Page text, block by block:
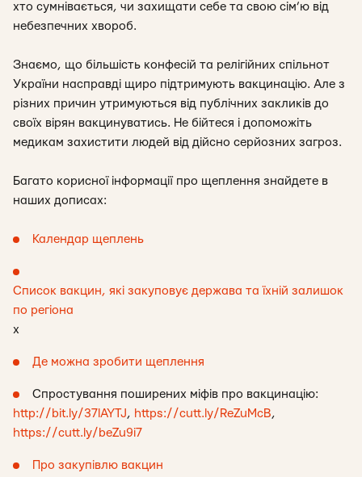
хто сумнівається, чи захищати себе та свою сім’ю від
небезпечних хвороб.
Знаємо, що більшість конфесій та релігійних спільнот
України насправді щиро підтримують вакцинацію. Але з
різних причин утримуються від публічних закликів до
своїх вірян вакцинуватись. Не бійтеся і допоможіть
медикам захистити людей від дійсно серйозних загроз.
Багато корисної інформації про щеплення знайдете в
наших дописах:
Календар щеплень
Список вакцин, які закуповує держава та їхній залишок
по регіона
х
Де можна зробити щеплення
Спростування поширених міфів про вакцинацію:
http://bit.ly/37lAYTJ, https://cutt.ly/ReZuMcB,
https://cutt.ly/beZu9i7
Про закупівлю вакцин